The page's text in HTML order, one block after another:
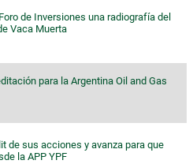
de Inversiones una radiografía del
Vaca Muerta
para la Argentina Oil and Gas
de sus acciones y avanza para que
la APP YPF